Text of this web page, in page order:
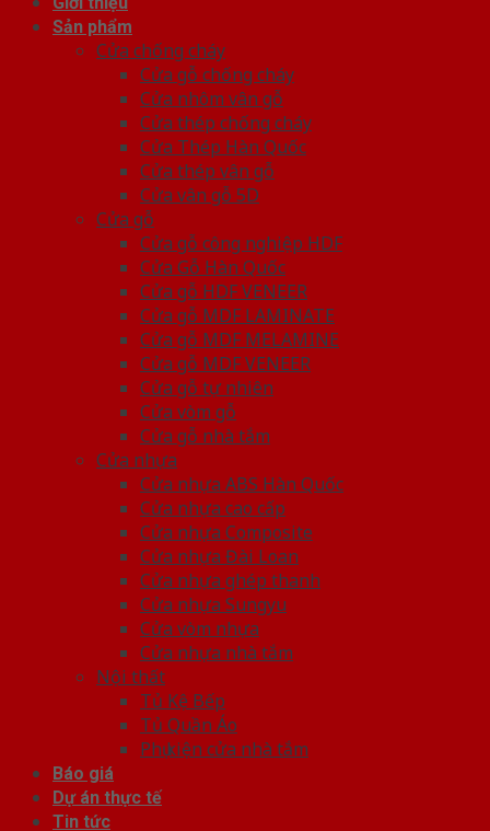
Sản phẩm
Cửa chống cháy
Cửa gỗ chống cháy
Cửa nhôm vân gỗ
Cửa thép chống cháy
Cửa Thép Hàn Quốc
Cửa thép vân gỗ
Cửa vân gỗ 5D
Cửa gỗ
Cửa gỗ công nghiệp HDF
Cửa Gỗ Hàn Quốc
Cửa gỗ HDF VENEER
Cửa gỗ MDF LAMINATE
Cửa gỗ MDF MELAMINE
Cửa gỗ MDF VENEER
Cửa gỗ tự nhiên
Cửa vòm gỗ
Cửa gỗ nhà tắm
Cửa nhựa
Cửa nhựa ABS Hàn Quốc
Cửa nhựa cao cấp
Cửa nhựa Composite
Cửa nhựa Đài Loan
Cửa nhựa ghép thanh
Cửa nhựa Sungyu
Cửa vòm nhựa
Cửa nhựa nhà tắm
Nội thất
Tủ Kệ Bếp
Tủ Quần Áo
Phụ kiện cửa nhà tắm
Báo giá
Dự án thực tế
Tin tức